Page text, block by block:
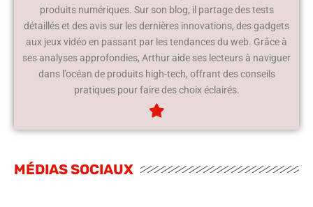
produits numériques. Sur son blog, il partage des tests
détaillés et des avis sur les dernières innovations, des gadgets
aux jeux vidéo en passant par les tendances du web. Grâce à
ses analyses approfondies, Arthur aide ses lecteurs à naviguer
dans l’océan de produits high-tech, offrant des conseils
pratiques pour faire des choix éclairés.
MÉDIAS SOCIAUX